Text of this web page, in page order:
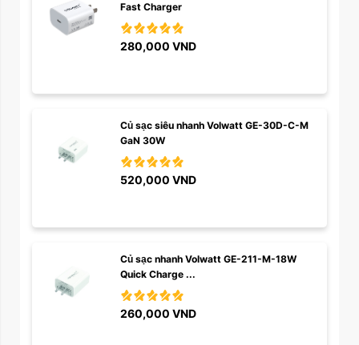
Fast Charger
280,000 VND
Củ sạc siêu nhanh Volwatt GE-30D-C-M
GaN 30W
520,000 VND
Củ sạc nhanh Volwatt GE-211-M-18W
Quick Charge ...
260,000 VND